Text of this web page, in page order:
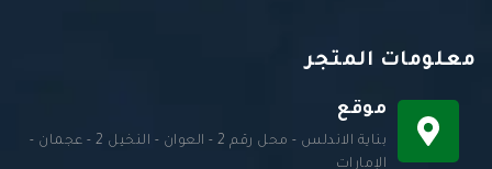
معلومات المتجر
موقع
بناية الاندلس - محل رقم 2 - العوان - النخيل 2 - عجمان -
الإمارات